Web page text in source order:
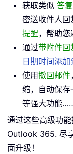
获取类似 答
密送收件人回
提醒，帮助
通过带附件回
日期时间添
使用撤回邮件
缩，自动保存
等强大功能
通过这些高级功
Outlook 365. 尽
面升级！